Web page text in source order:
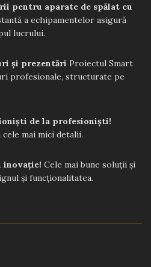
pentru aparate de spălat cu
a echipamentelor asigură
lucrului.
și prezentări Proiectul Smart
profesionale, structurate pe
de la profesioniști!
mai mici detalii.
inovație! Cele mai bune soluții și
și funcționalitatea.